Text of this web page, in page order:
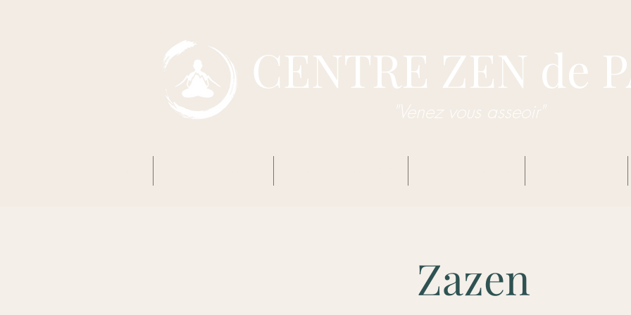
CENTRE ZEN de
"Venez vous asseoir"
Zazen